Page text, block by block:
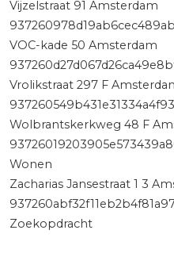
Vijzelstraat 91 Amsterdam
VOC-kade 50 Amsterdam
Vrolikstraat 297 F
Wolbrantskerkweg 48 F
Wonen
Zacharias Jansestraat 1 3
Zoekopdracht